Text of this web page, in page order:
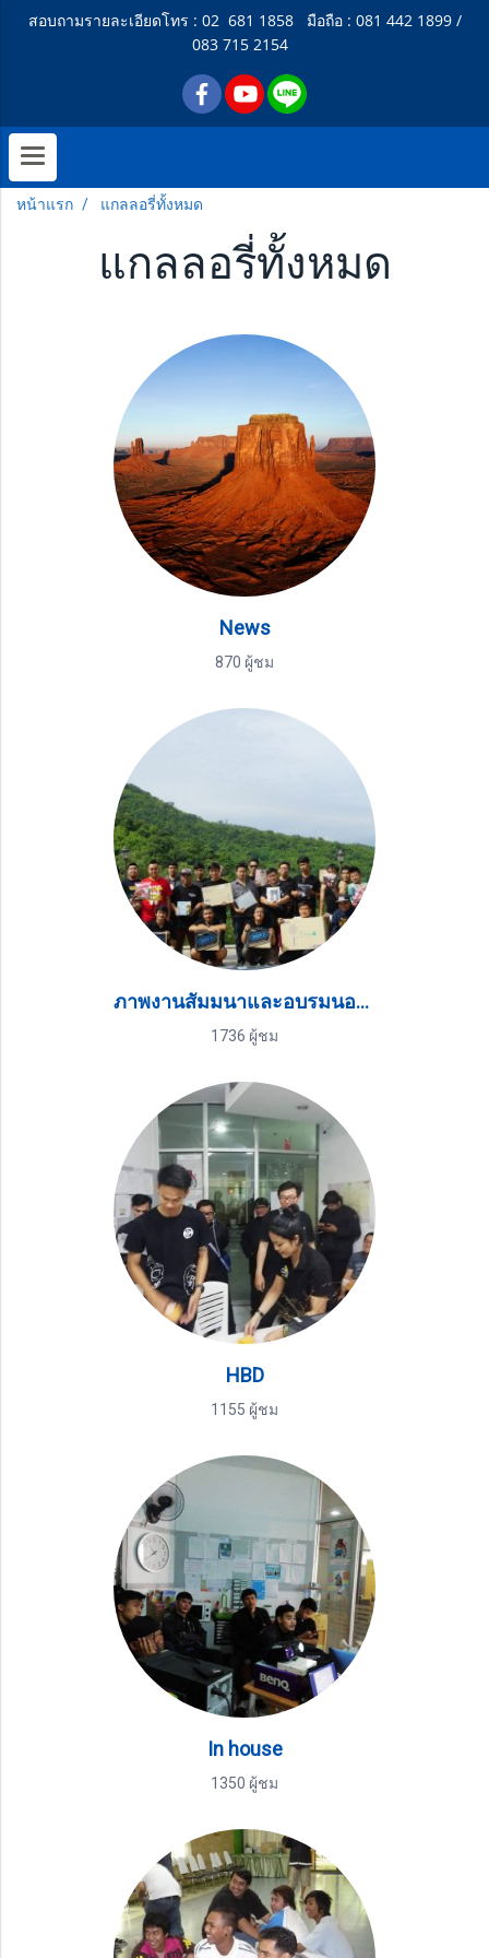
สอบถามรายละเอียดโทร : 02 681 1858 มือถือ : 081 442 1899 /
083 715 2154
หน้าแรก แกลลอรี่ทั้งหมด
แกลลอรี่ทั้งหมด
News
870 ผู้ชม
ภาพงานสัมมนาและอบรมนอกสถานที่-ต่อ
1736 ผู้ชม
HBD
1155 ผู้ชม
In house
1350 ผู้ชม